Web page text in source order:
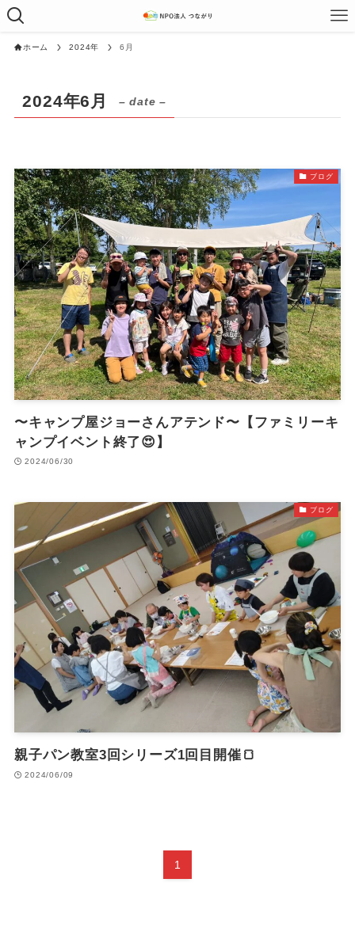
ホーム 2024年 6月
2024年6月 – date –
ブログ
〜キャンプ屋ジョーさんアテンド〜【ファミリーキ
ャンプイベント終了😍】
2024/06/30
ブログ
親子パン教室3回シリーズ1回目開催🍞
2024/06/09
1